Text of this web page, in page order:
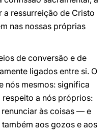
ressurreição de Cristo
nas nossas próprias
de conversão e de
ligados entre si. O
nós mesmos: significa
a nós próprios:
às coisas — e
aos gozos e aos